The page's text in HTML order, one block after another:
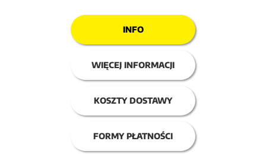
INFO
WIĘCEJ INFORMACJI
KOSZTY DOSTAWY
FORMY PŁATNOŚCI